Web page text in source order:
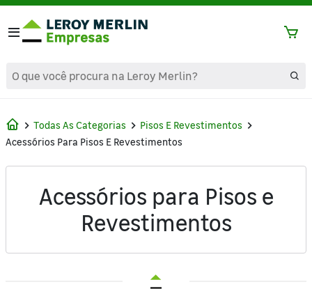
text.skipToContent
text.skipToNavigation
Todas As Categorias
Pisos E Revestimentos
Acessórios Para Pisos E Revestimentos
Acessórios para Pisos e
Revestimentos